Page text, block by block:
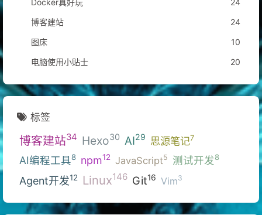
博客建站
24
图床
10
电脑使用小贴士
20
标签
博客建站34 Hexo30 AI29 思源笔记7
AI编程工具8 npm12 JavaScript5 测试开发8
Agent开发12 Linux146 Git16 Vim3